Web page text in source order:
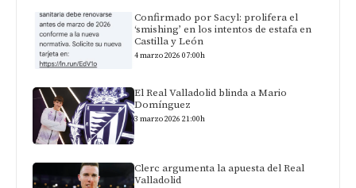
Confirmado por Sacyl: prolifera el
‘smishing’ en los intentos de estafa en
Castilla y León
4 marzo 2026 07:00h
El Real Valladolid blinda a Mario
Domínguez
3 marzo 2026 21:00h
Clerc argumenta la apuesta del Real
Valladolid